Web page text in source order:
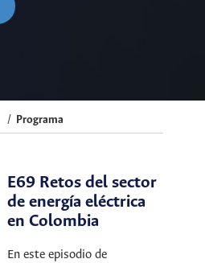
/ Programa
E69 Retos del sector
de energía eléctrica
en Colombia
En este episodio de